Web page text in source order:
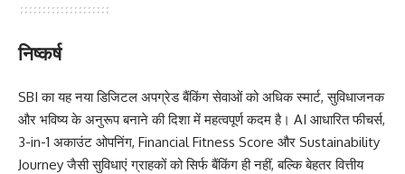
निष्कर्ष
SBI का यह नया डिजिटल अपग्रेड बैंकिंग सेवाओं को अधिक स्मार्ट, सुविधाजनक
और भविष्य के अनुरूप बनाने की दिशा में महत्वपूर्ण कदम है। AI आधारित फीचर्स,
3-in-1 अकाउंट ओपनिंग, Financial Fitness Score और Sustainability
Journey जैसी सुविधाएं ग्राहकों को सिर्फ बैंकिंग ही नहीं, बल्कि बेहतर वित्तीय